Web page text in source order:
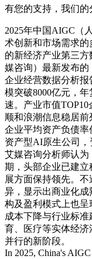
有您的支持，我们的
2025年中国AIGC（
术创新和市场需求
的新经济产业第三方
媒咨询）最新发布
企业经营数据分析
模突破8000亿元，
速。产业市值
顺和浪潮信息稳居
企业平均资产负债率
资产型AI原生公司，
艾媒咨询分析师认为
期，头部企业已建
展方面保持领先。
异，显示出商业化
构及盈利模式上也
成本下降与行业标
育、医疗等实体经
并行的新阶段。
In 2025, China's